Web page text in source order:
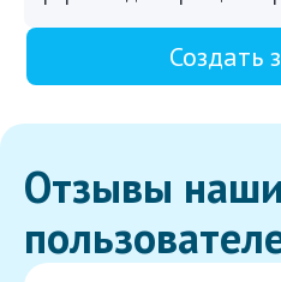
Создать
Отзывы